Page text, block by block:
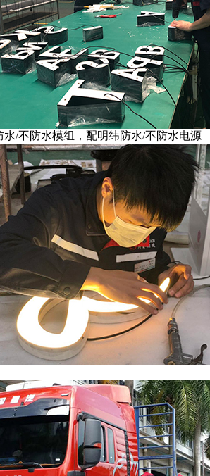
水/不防水模组，配明纬防水/不防水电源